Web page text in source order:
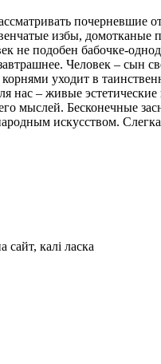
почерневшие
избы,
не подобен бабочке-
Человек – сын
уходит в
нас – живые
мыслей. Бесконечные
искусством.
калі ласка